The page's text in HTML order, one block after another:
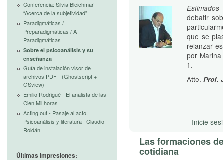
debatir
que se
relanzar
por
1.
Atte. Prof.
Inicie
Las formaciones
cotidiana
Conferencia: Silvia Bleichmar
“Acerca de la subjetividad”
Paradigmáticas /
Preparadigmáticas / A-
Paradigmáticas
Sobre el psicoanálisis y su
enseñanza
Gu­ía de instalación visor de
archivos PDF - (Ghostscript +
GSview)
Emilio Rodrigué - El analista de las
Cien Mil horas
Acting out - Pasaje al acto.
Psicoanálisis y literatura | Claudio
Roldán
Últimas impresiones: